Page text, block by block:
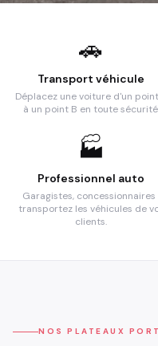
🚗
Transport véhicule
Déplacez une voiture d'un
à un point B en toute
🏭
Professionnel auto
Garagistes, concessionnaires
transportez les véhicules de
clients.
NOS PLATEAUX